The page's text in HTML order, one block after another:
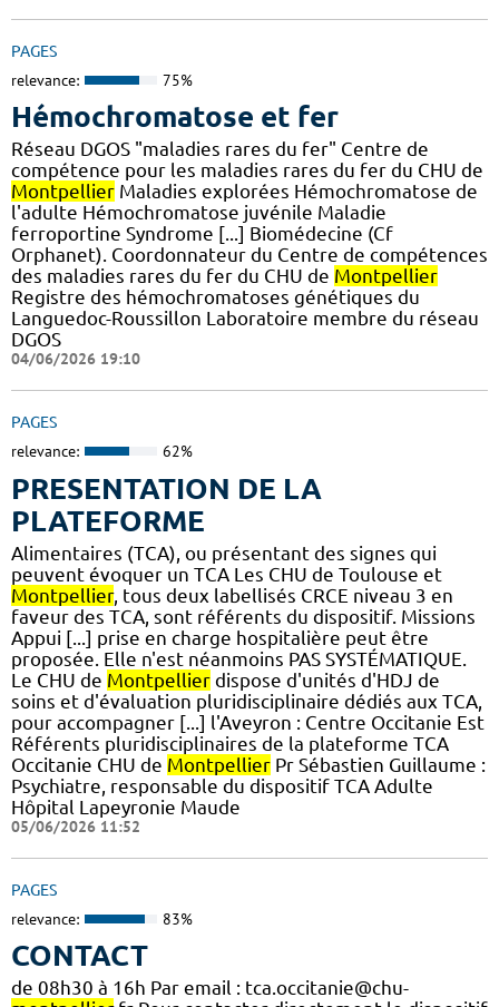
PAGES
relevance: 75%
Hémochromatose et fer
Réseau DGOS "maladies rares du fer" Centre de
compétence pour les maladies rares du fer du CHU de
Montpellier Maladies explorées Hémochromatose de
l'adulte Hémochromatose juvénile Maladie
ferroportine Syndrome [...] Biomédecine (Cf
Orphanet). Coordonnateur du Centre de compétences
des maladies rares du fer du CHU de Montpellier
Registre des hémochromatoses génétiques du
Languedoc-Roussillon Laboratoire membre du réseau
DGOS
04/06/2026 19:10
PAGES
relevance: 62%
PRESENTATION DE LA
PLATEFORME
Alimentaires (TCA), ou présentant des signes qui
peuvent évoquer un TCA Les CHU de Toulouse et
Montpellier, tous deux labellisés CRCE niveau 3 en
faveur des TCA, sont référents du dispositif. Missions
Appui [...] prise en charge hospitalière peut être
proposée. Elle n'est néanmoins PAS SYSTÉMATIQUE.
Le CHU de Montpellier dispose d'unités d'HDJ de
soins et d'évaluation pluridisciplinaire dédiés aux TCA,
pour accompagner [...] l'Aveyron : Centre Occitanie Est
Référents pluridisciplinaires de la plateforme TCA
Occitanie CHU de Montpellier Pr Sébastien Guillaume :
Psychiatre, responsable du dispositif TCA Adulte
Hôpital Lapeyronie Maude
05/06/2026 11:52
PAGES
relevance: 83%
CONTACT
de 08h30 à 16h Par email : tca.occitanie@chu-